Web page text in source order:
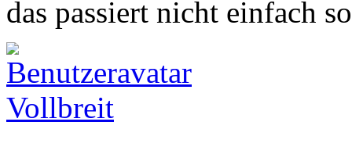
das passiert nicht einfach
Vollbreit